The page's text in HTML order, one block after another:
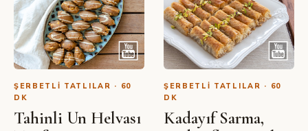
ŞERBETLI TATLILAR · 60
DK
Tahinli Un Helvası
ŞERBETLI TATLILAR · 60
DK
Kadayıf Sarma,